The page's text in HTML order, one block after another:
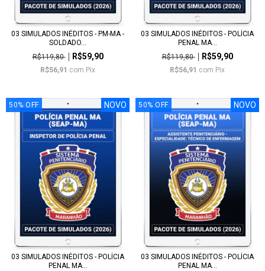
03 SIMULADOS INÉDITOS - PM-MA -
SOLDADO...
R$119,80
R$59,90
R$56,91 com Pix
03 SIMULADOS INÉDITOS - POLÍCIA
PENAL MA...
R$119,80
R$59,90
R$56,91 com Pix
50% OFF NOVO
03 SIMULADOS INÉDITOS - POLÍCIA
PENAL MA...
50% OFF NOVO
03 SIMULADOS INÉDITOS - POLÍCIA
PENAL MA...